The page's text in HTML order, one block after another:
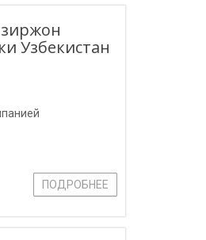
Узбекистан
ПОДРОБНЕЕ